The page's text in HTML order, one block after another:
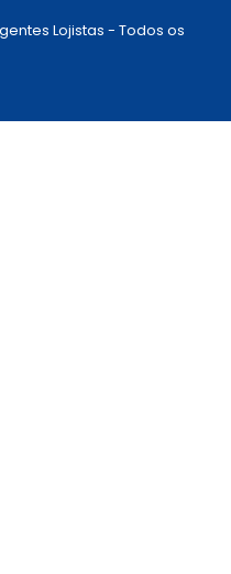
Lojistas - Todos os